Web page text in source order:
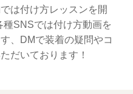
は付け方レッスンを開
SNSでは付け方動画を
、DMで装着の疑問やコ
だいております！